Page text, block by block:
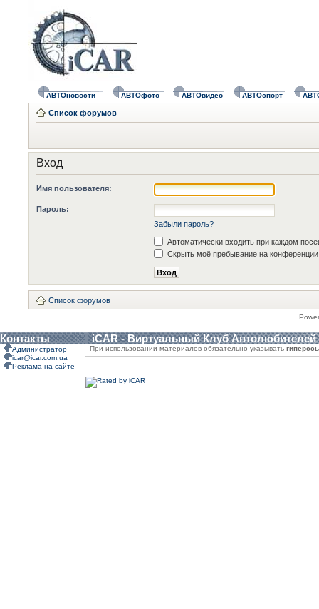
АВТОновости АВТОфото АВТОвидео АВТОспорт
Список форумов
Вход
Имя пользователя:
Пароль:
Забыли пароль?
Автоматически входить при каждом
Скрыть моё пребывание на конференции
Список форумов
Контакты iCAR - Виртуальный Клуб Автолюбителей
Администратор
icar@icar.com.ua
Реклама на сайте
При использовании материалов обязательно указывать